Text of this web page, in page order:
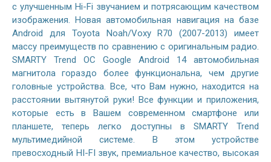
с улучшенным Hi-Fi звучанием и потрясающим качеством
изображения. Новая автомобильная навигация на базе
Android для Toyota Noah/Voxy R70 (2007-2013) имеет
массу преимуществ по сравнению с оригинальным радио.
SMARTY Trend ОС Google Android 14 автомобильная
магнитола гораздо более функциональна, чем другие
головные устройства. Все, что Вам нужно, находится на
расстоянии вытянутой руки! Все функции и приложения,
которые есть в Вашем современном смартфоне или
планшете, теперь легко доступны в SMARTY Trend
мультимедийной системе. В этом устройстве
превосходный HI-FI звук, премиальное качество, высокая